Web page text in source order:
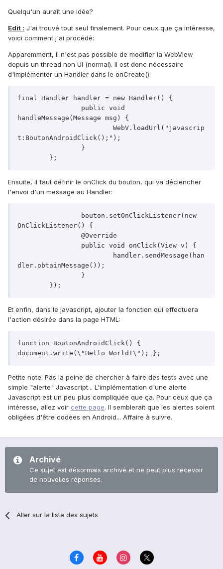
Quelqu'un aurait une idée?
Edit : J'ai trouvé tout seul finalement. Pour ceux que ça intéresse,
voici comment j'ai procédé:
Apparemment, il n'est pas possible de modifier la WebView
depuis un thread non UI (normal). Il est donc nécessaire
d'implémenter un Handler dans le onCreate():
final Handler handler = new Handler() {
handleMessage(Message msg) {
t:BoutonAndroidClick();");
	};
Ensuite, il faut définir le onClick du bouton, qui va déclencher
l'envoi d'un message au Handler:
OnClickListener() {
dler.obtainMessage());
	});
Et enfin, dans le javascript, ajouter la fonction qui effectuera
l'action désirée dans la page HTML:
function BoutonAndroidClick() {
document.write(\"Hello World!\"); };
Petite note: Pas la peine de chercher à faire des tests avec une
simple "alerte" Javascript... L'implémentation d'une alerte
Javascript est un peu plus compliquée que ça. Pour ceux que ça
intéresse, allez voir cette page. Il semblerait que les alertes soient
obligées d'être codées en Android... Affaire à suivre.
Archivé
Ce sujet est désormais archivé et ne peut plus recevoir
de nouvelles réponses.
Aller sur la liste des sujets